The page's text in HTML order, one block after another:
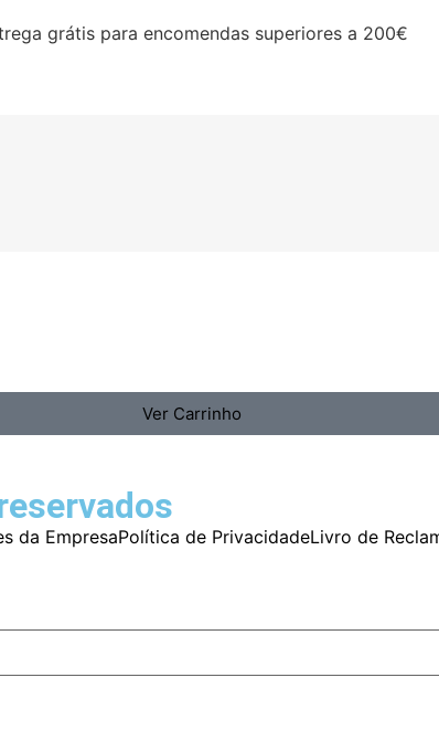
grátis para encomendas superiores a 200€
Ver Carrinho
da EmpresaPolítica de PrivacidadeLivro de